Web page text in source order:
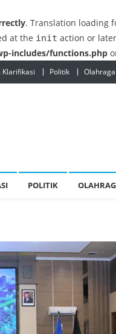
. Translation loading
at the init action or
includes/functions.php
Klarifikasi Politik Olahraga
POLITIK